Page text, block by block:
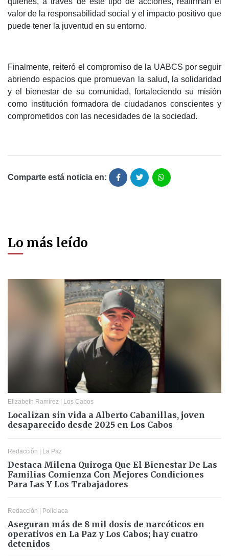
valor de la responsabilidad social y el impacto positivo que
puede tener la juventud en su entorno.
Finalmente, reiteró el compromiso de la UABCS por seguir
abriendo espacios que promuevan la salud, la solidaridad
y el bienestar de su comunidad, fortaleciendo su misión
como institución formadora de ciudadanos conscientes y
comprometidos con las necesidades de la sociedad.
Comparte está noticia en:
Lo más leído
Elizabeth Ramírez | Los Cabos
Localizan sin vida a Alberto Cabanillas, joven
desaparecido desde 2025 en Los Cabos
Redacción | La Paz
Destaca Milena Quiroga Que El Bienestar De Las
Familias Comienza Con Mejores Condiciones
Para Las Y Los Trabajadores
Redacción | Policiaca
Aseguran más de 8 mil dosis de narcóticos en
operativos en La Paz y Los Cabos; hay cuatro
detenidos